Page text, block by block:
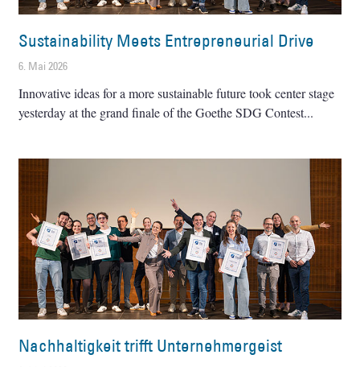
Sustainability Meets Entrepreneurial Drive
6. Mai 2026
Innovative ideas for a more sustainable future took center stage
yesterday at the grand finale of the Goethe SDG Contest
Nachhaltigkeit trifft Unternehmergeist